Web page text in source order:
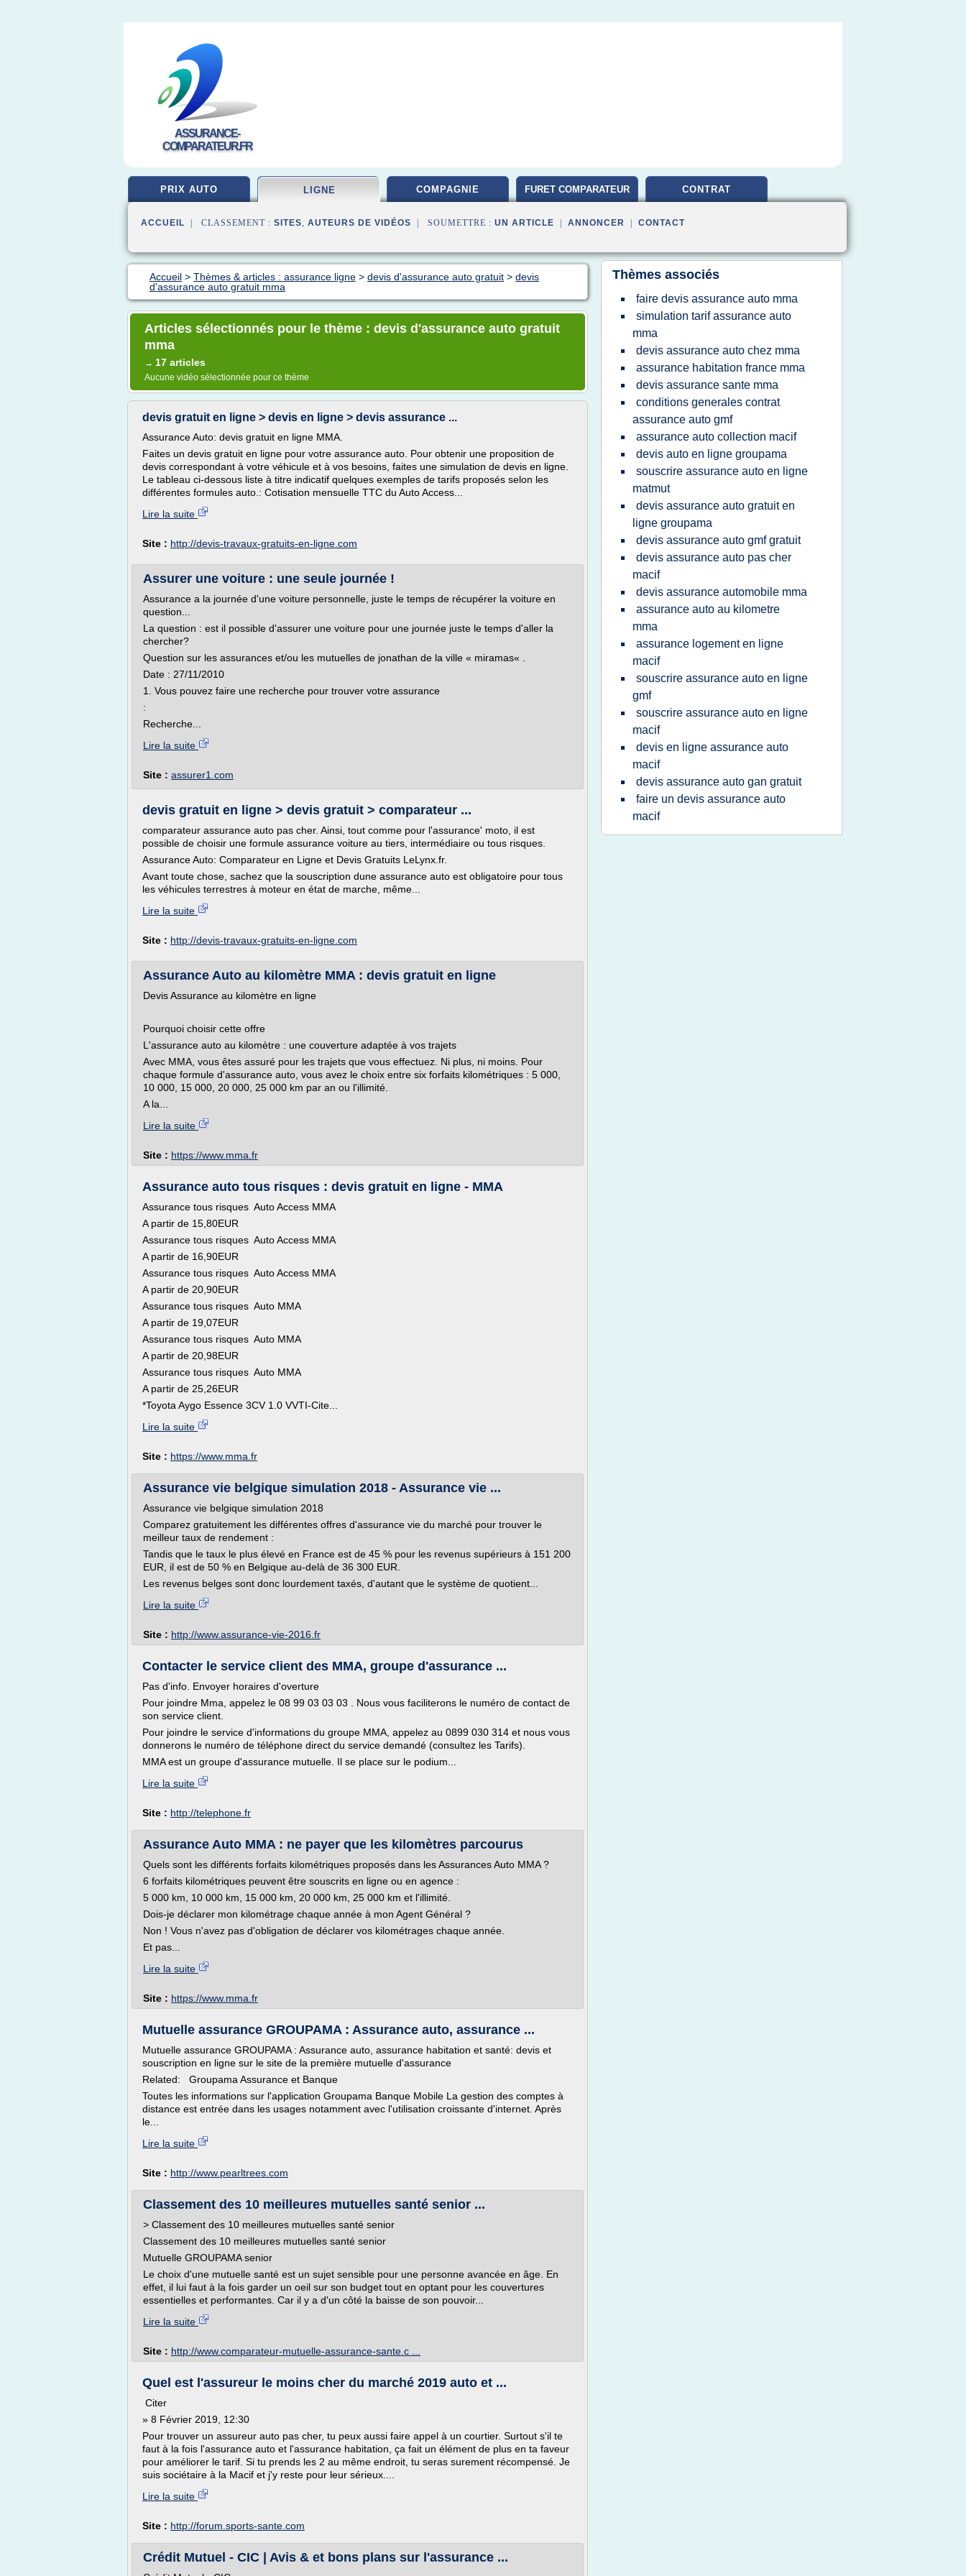
ASSURANCE-
COMPARATEUR.FR
PRIX AUTO LIGNE COMPAGNIE FURET COMPARATEUR CONTRAT
ACCUEIL | CLASSEMENT : SITES, AUTEURS DE VIDÉOS | SOUMETTRE : UN ARTICLE ANNONCER CONTACT
Accueil > Thèmes & articles : assurance ligne > devis d'assurance auto gratuit > devis
d'assurance auto gratuit mma
Articles sélectionnés pour le thème : devis d'assurance auto gratuit
mma
→ 17 articles
Aucune vidéo sélectionnée pour ce thème
devis gratuit en ligne > devis en ligne > devis assurance ...
Assurance Auto: devis gratuit en ligne MMA.
Faites un devis gratuit en ligne pour votre assurance auto. Pour obtenir une proposition de
devis correspondant à votre véhicule et à vos besoins, faites une simulation de devis en ligne.
Le tableau ci-dessous liste à titre indicatif quelques exemples de tarifs proposés selon les
différentes formules auto.: Cotisation mensuelle TTC du Auto Access...
Lire la suite
Site : http://devis-travaux-gratuits-en-ligne.com
Assurer une voiture : une seule journée !
Assurance a la journée d'une voiture personnelle, juste le temps de récupérer la voiture en
question...
La question : est il possible d'assurer une voiture pour une journée juste le temps d'aller la
chercher?
Question sur les assurances et/ou les mutuelles de jonathan de la ville « miramas« .
Date : 27/11/2010
1. Vous pouvez faire une recherche pour trouver votre assurance
:
Recherche...
Lire la suite
Site : assurer1.com
devis gratuit en ligne > devis gratuit > comparateur ...
comparateur assurance auto pas cher. Ainsi, tout comme pour l'assurance' moto, il est
possible de choisir une formule assurance voiture au tiers, intermédiaire ou tous risques.
Assurance Auto: Comparateur en Ligne et Devis Gratuits LeLynx.fr.
Avant toute chose, sachez que la souscription dune assurance auto est obligatoire pour tous
les véhicules terrestres à moteur en état de marche, même...
Lire la suite
Site : http://devis-travaux-gratuits-en-ligne.com
Assurance Auto au kilomètre MMA : devis gratuit en ligne
Devis Assurance au kilomètre en ligne
Pourquoi choisir cette offre
L'assurance auto au kilomètre : une couverture adaptée à vos trajets
Avec MMA, vous êtes assuré pour les trajets que vous effectuez. Ni plus, ni moins. Pour
chaque formule d'assurance auto, vous avez le choix entre six forfaits kilométriques : 5 000,
10 000, 15 000, 20 000, 25 000 km par an ou l'illimité.
A la...
Lire la suite
Site : https://www.mma.fr
Assurance auto tous risques : devis gratuit en ligne - MMA
Assurance tous risques Auto Access MMA
A partir de 15,80EUR
Assurance tous risques Auto Access MMA
A partir de 16,90EUR
Assurance tous risques Auto Access MMA
A partir de 20,90EUR
Assurance tous risques Auto MMA
A partir de 19,07EUR
Assurance tous risques Auto MMA
A partir de 20,98EUR
Assurance tous risques Auto MMA
A partir de 25,26EUR
*Toyota Aygo Essence 3CV 1.0 VVTI-Cite...
Lire la suite
Site : https://www.mma.fr
Assurance vie belgique simulation 2018 - Assurance vie ...
Assurance vie belgique simulation 2018
Comparez gratuitement les différentes offres d'assurance vie du marché pour trouver le
meilleur taux de rendement :
Tandis que le taux le plus élevé en France est de 45 % pour les revenus supérieurs à 151 200
EUR, il est de 50 % en Belgique au-delà de 36 300 EUR.
Les revenus belges sont donc lourdement taxés, d'autant que le système de quotient...
Lire la suite
Site : http://www.assurance-vie-2016.fr
Contacter le service client des MMA, groupe d'assurance ...
Pas d'info. Envoyer horaires d'overture
Pour joindre Mma, appelez le 08 99 03 03 03 . Nous vous faciliterons le numéro de contact de
son service client.
Pour joindre le service d'informations du groupe MMA, appelez au 0899 030 314 et nous vous
donnerons le numéro de téléphone direct du service demandé (consultez les Tarifs).
MMA est un groupe d'assurance mutuelle. Il se place sur le podium...
Lire la suite
Site : http://telephone.fr
Assurance Auto MMA : ne payer que les kilomètres parcourus
Quels sont les différents forfaits kilométriques proposés dans les Assurances Auto MMA ?
6 forfaits kilométriques peuvent être souscrits en ligne ou en agence :
5 000 km, 10 000 km, 15 000 km, 20 000 km, 25 000 km et l'illimité.
Dois-je déclarer mon kilométrage chaque année à mon Agent Général ?
Non ! Vous n'avez pas d'obligation de déclarer vos kilométrages chaque année.
Et pas...
Lire la suite
Site : https://www.mma.fr
Mutuelle assurance GROUPAMA : Assurance auto, assurance ...
Mutuelle assurance GROUPAMA : Assurance auto, assurance habitation et santé: devis et
souscription en ligne sur le site de la première mutuelle d'assurance
Related: Groupama Assurance et Banque
Toutes les informations sur l'application Groupama Banque Mobile La gestion des comptes à
distance est entrée dans les usages notamment avec l'utilisation croissante d'internet. Après
le...
Lire la suite
Site : http://www.pearltrees.com
Classement des 10 meilleures mutuelles santé senior ...
> Classement des 10 meilleures mutuelles santé senior
Classement des 10 meilleures mutuelles santé senior
Mutuelle GROUPAMA senior
Le choix d'une mutuelle santé est un sujet sensible pour une personne avancée en âge. En
effet, il lui faut à la fois garder un oeil sur son budget tout en optant pour les couvertures
essentielles et performantes. Car il y a d'un côté la baisse de son pouvoir...
Lire la suite
Site : http://www.comparateur-mutuelle-assurance-sante.c ...
Quel est l'assureur le moins cher du marché 2019 auto et ...
Citer
» 8 Février 2019, 12:30
Pour trouver un assureur auto pas cher, tu peux aussi faire appel à un courtier. Surtout s'il te
faut à la fois l'assurance auto et l'assurance habitation, ça fait un élément de plus en ta faveur
pour améliorer le tarif. Si tu prends les 2 au même endroit, tu seras surement récompensé. Je
suis sociétaire à la Macif et j'y reste pour leur sérieux....
Lire la suite
Site : http://forum.sports-sante.com
Crédit Mutuel - CIC | Avis & et bons plans sur l'assurance ...
Thèmes associés
faire devis assurance auto mma
simulation tarif assurance auto
mma
devis assurance auto chez mma
assurance habitation france mma
devis assurance sante mma
conditions generales contrat
assurance auto gmf
assurance auto collection macif
devis auto en ligne groupama
souscrire assurance auto en ligne
matmut
devis assurance auto gratuit en
ligne groupama
devis assurance auto gmf gratuit
devis assurance auto pas cher
macif
devis assurance automobile mma
assurance auto au kilometre
mma
assurance logement en ligne
macif
souscrire assurance auto en ligne
gmf
souscrire assurance auto en ligne
macif
devis en ligne assurance auto
macif
devis assurance auto gan gratuit
faire un devis assurance auto
macif